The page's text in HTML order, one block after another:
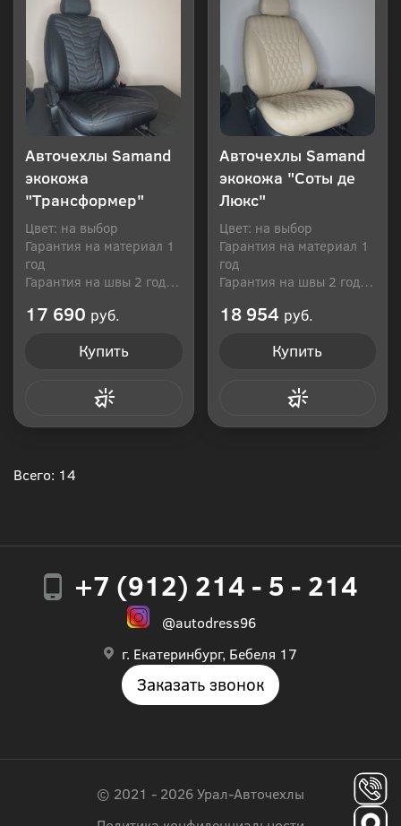
Авточехлы Samand
экокожа
"Трансформер"
Цвет: на выбор
Гарантия на материал 1
год
Гарантия на швы 2 года
17 690 руб.
Купить
Авточехлы Samand
экокожа "Соты де
Люкс"
Цвет: на выбор
Гарантия на материал 1
год
Гарантия на швы 2 года
18 954 руб.
Купить
Всего: 14
+7 (912) 214 - 5 - 214
@autodress96
г. Екатеринбург, Бебеля 17
Заказать звонок
© 2021 - 2026 Урал-Авточехлы